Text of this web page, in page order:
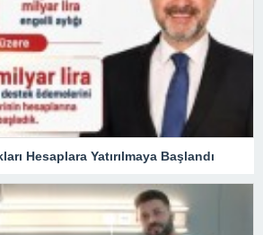
Hesaplara Yatırılmaya Başlandı